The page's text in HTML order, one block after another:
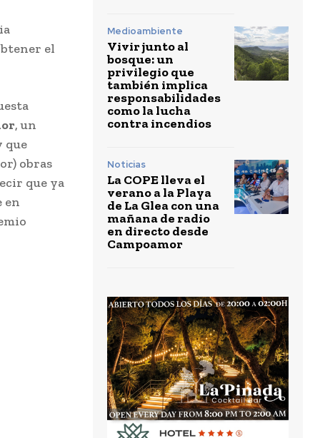
el
, un
que
obras
que ya
en
Medioambiente
Vivir junto al
bosque: un
privilegio que
también implica
responsabilidades
como la lucha
contra incendios
Noticias
La COPE lleva el
verano a la Playa
de La Glea con una
mañana de radio
en directo desde
Campoamor